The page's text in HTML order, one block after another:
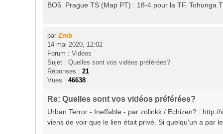
BO5. Prague TS (Map PT) : 18-4 pour la TF. Tohunga
par Zmb
14 mai 2020, 12:02
Forum : Vidéos
Sujet : Quelles sont vos vidéos préférées?
Réponses : 21
Vues : 46638
Re: Quelles sont vos vidéos préférées?
Urban Terror - Ineffable - par zolinkk / Echizen? :
viens de voir que le lien était privé. Si quelqu'un a par